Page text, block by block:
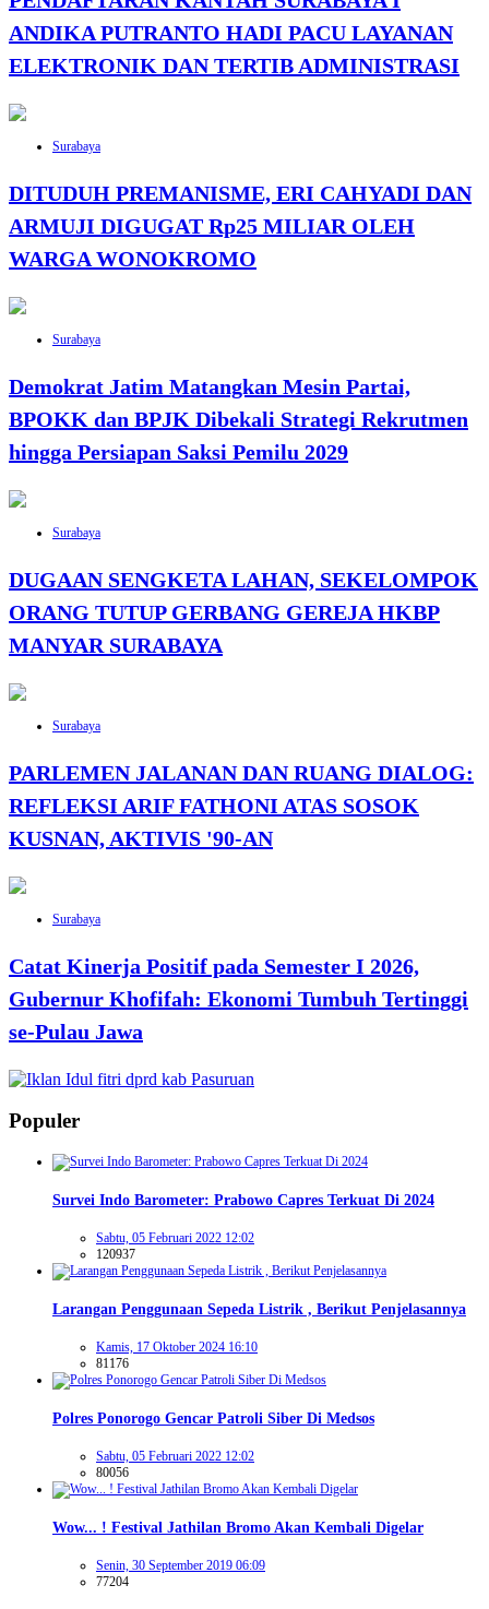
ANDIKA PUTRANTO HADI PACU LAYANAN
ELEKTRONIK DAN TERTIB ADMINISTRASI
Surabaya
DITUDUH PREMANISME, ERI CAHYADI DAN
ARMUJI DIGUGAT Rp25 MILIAR OLEH
WARGA WONOKROMO
Surabaya
Demokrat Jatim Matangkan Mesin Partai,
BPOKK dan BPJK Dibekali Strategi Rekrutmen
hingga Persiapan Saksi Pemilu 2029
Surabaya
DUGAAN SENGKETA LAHAN, SEKELOMPOK
ORANG TUTUP GERBANG GEREJA HKBP
MANYAR SURABAYA
Surabaya
PARLEMEN JALANAN DAN RUANG DIALOG:
REFLEKSI ARIF FATHONI ATAS SOSOK
KUSNAN, AKTIVIS '90-AN
Surabaya
Catat Kinerja Positif pada Semester I 2026,
Gubernur Khofifah: Ekonomi Tumbuh Tertinggi
se-Pulau Jawa
Populer
Survei Indo Barometer: Prabowo Capres Terkuat Di 2024
Sabtu, 05 Februari 2022 12:02
120937
Larangan Penggunaan Sepeda Listrik , Berikut Penjelasannya
Kamis, 17 Oktober 2024 16:10
81176
Polres Ponorogo Gencar Patroli Siber Di Medsos
Sabtu, 05 Februari 2022 12:02
80056
Wow... ! Festival Jathilan Bromo Akan Kembali Digelar
Senin, 30 September 2019 06:09
77204